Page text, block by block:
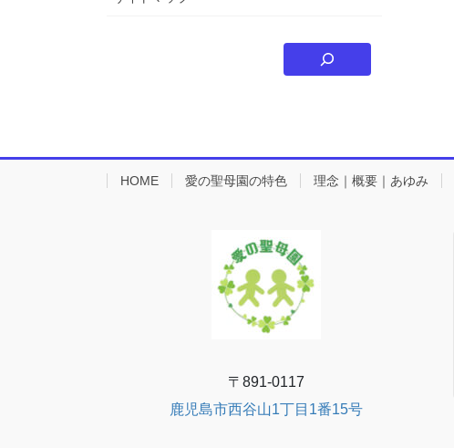
HOME 愛の聖母園の特色 理念｜概要｜あゆみ
〒891-0117
鹿児島市西谷山1丁目1番15号